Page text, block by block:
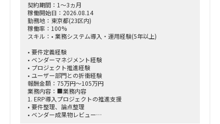
設計
・AIエージェントの設計・作り込み
・ネットワーク知識が浅いメンバーへの説明、教育・仕組み化
・プロジェクト推進、課題整理、改善提案
・プロジェクトを主体的にリードできる方
・不足している論点や課題を自ら発見し、改善提案まで行える
方
・ネットワークと生成AIの双方に知見を持ち、両領域をつなげ
て設計できる方
・技術的な内容を、ネットワーク知識が浅いメンバーにも分か
りやすく説明できる方
・「なぜこの観点を確認する必要があるのか」という背景まで
含めて、仕組み化・教育ができる方
契約期間：1～3ヵ月
稼働開始日：2026.08.14
勤務地：東京都(23区内)
稼働率：100%
スキル：• 業務システム導入・運用経験(5年以上)
• 要件定義経験
• ベンダーマネジメント経験
• プロジェクト推進経験
• ユーザー部門との折衝経験
報酬金額：75万円～105万円
業務内容：■業務内容
1. ERP導入プロジェクトの推進支援
• 要件整理、論点整理
• ベンダー成果物レビュー